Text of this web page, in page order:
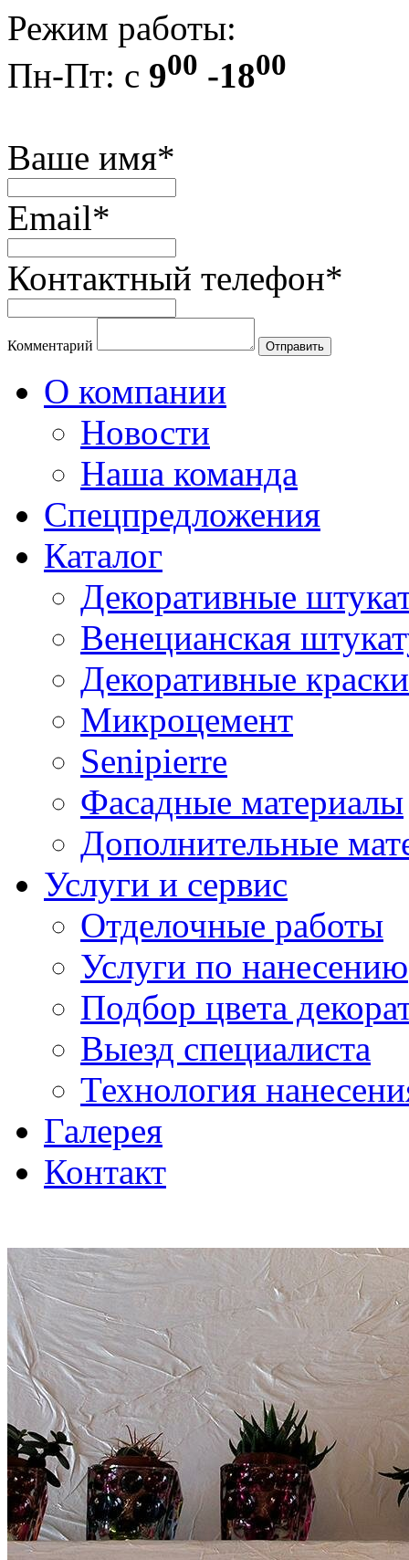
Режим работы:
Пн-Пт: с 900 -1800
Ваше имя*
Email*
Контактный телефон*
Комментарий
О компании
Новости
Наша команда
Спецпредложения
Каталог
Декоративные
Венецианская
Декоративные краски
Микроцемент
Senipierre
Фасадные материалы
Дополнительные
Услуги и сервис
Отделочные работы
Услуги по нанесению
Подбор цвета
Выезд специалиста
Технология
Галерея
Контакт